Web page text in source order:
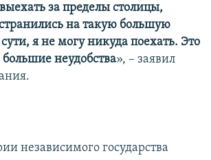
за пределы столицы,
на такую большую
я не могу никуда поехать. Это
неудобства», – заявил
независимого государства